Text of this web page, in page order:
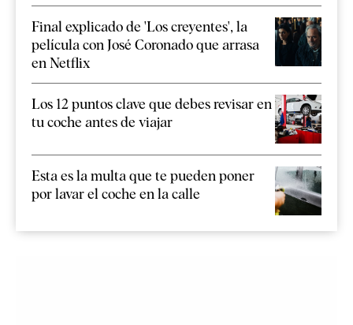
Final explicado de 'Los creyentes', la
película con José Coronado que arrasa
en Netflix
Los 12 puntos clave que debes revisar en
tu coche antes de viajar
Esta es la multa que te pueden poner
por lavar el coche en la calle